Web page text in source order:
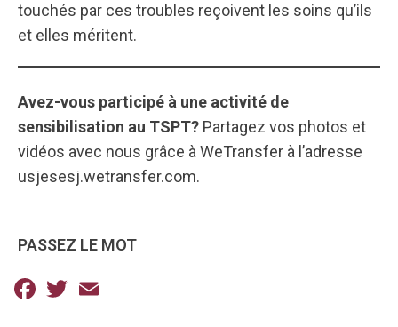
touchés par ces troubles reçoivent les soins qu’ils
et elles méritent.
Avez-vous participé à une activité de
sensibilisation au TSPT? Partagez vos photos et
vidéos avec nous grâce à WeTransfer à l’adresse
usjesesj.wetransfer.com.
PASSEZ LE MOT
Facebook
Twitter